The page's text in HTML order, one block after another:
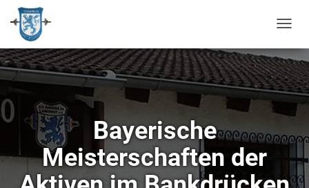
A
V
I
G
T
O
M
Bayerische
Meisterschaften der